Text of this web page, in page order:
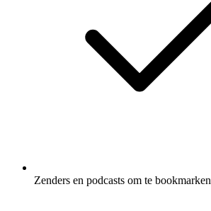
Zenders en podcasts om te bookmarken